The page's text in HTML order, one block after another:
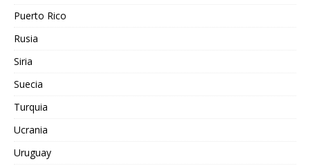
Puerto Rico
Rusia
Siria
Suecia
Turquia
Ucrania
Uruguay